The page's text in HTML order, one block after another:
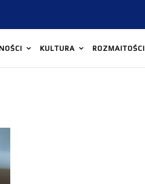
KULTURA ROZMAITOŚCI